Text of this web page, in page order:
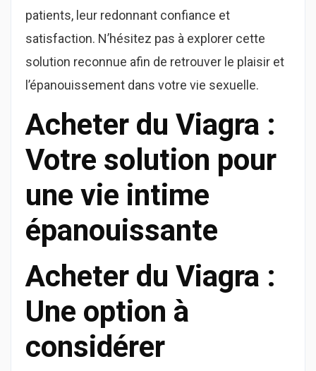
patients, leur redonnant confiance et
satisfaction. N’hésitez pas à explorer cette
solution reconnue afin de retrouver le plaisir et
l’épanouissement dans votre vie sexuelle.
Acheter du Viagra :
Votre solution pour
une vie intime
épanouissante
Acheter du Viagra :
Une option à
considérer